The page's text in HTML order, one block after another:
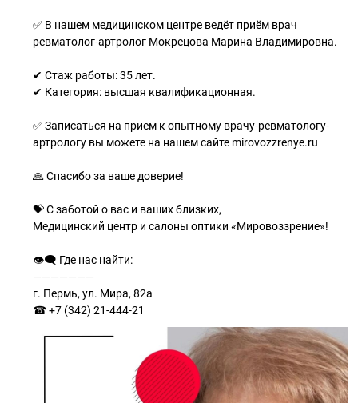
✅ В нашем медицинском центре ведёт приём врач
ревматолог-артролог Мокрецова Марина Владимировна.
✔ Стаж работы: 35 лет.
✔ Категория: высшая квалификационная.
✅ Записаться на прием к опытному врачу-ревматологу-
артрологу вы можете на нашем сайте mirovozzrenye.ru
🙏 Спасибо за ваше доверие!
💝 С заботой о вас и ваших близких,
Медицинский центр и салоны оптики «Мировоззрение»!
👁‍🗨 Где нас найти:
———————
г. Пермь, ул. Мира, 82а
☎ +7 (342) 21-444-21